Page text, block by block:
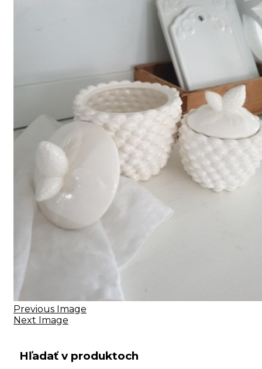
Previous Image
Next Image
Hľadať v produktoch